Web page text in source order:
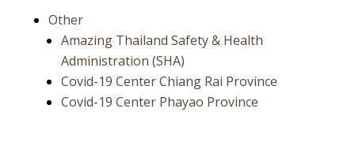
Other
Amazing Thailand Safety & Health
Administration (SHA)
Covid-19 Center Chiang Rai Province
Covid-19 Center Phayao Province